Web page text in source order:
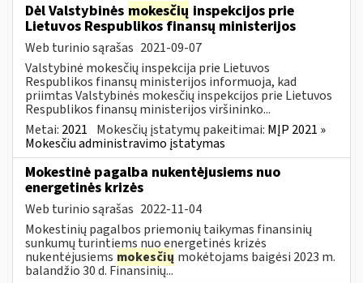
Dėl Valstybinės mokesčių inspekcijos prie
Lietuvos Respublikos finansų ministerijos
Web turinio sąrašas 2021-09-07
Valstybinė mokesčių inspekcija prie Lietuvos
Respublikos finansų ministerijos informuoja, kad
priimtas Valstybinės mokesčių inspekcijos prie Lietuvos
Respublikos finansų ministerijos viršininko...
Metai: 2021 Mokesčių įstatymų pakeitimai: MĮP 2021 »
Mokesčiu administravimo įstatymas
Mokestinė pagalba nukentėjusiems nuo
energetinės krizės
Web turinio sąrašas 2022-11-04
Mokestinių pagalbos priemonių taikymas finansinių
sunkumų turintiems nuo energetinės krizės
nukentėjusiems mokesčių mokėtojams baigėsi 2023 m.
balandžio 30 d. Finansinių...